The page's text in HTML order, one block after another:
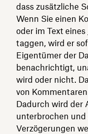
dass zusätzliche
Wenn Sie einen
oder im Text eines
taggen, wird er
Eigentümer der
benachrichtigt,
wird oder nicht.
von
Dadurch wird der
unterbrochen und
Verzögerungen